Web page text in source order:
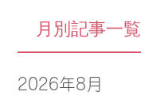
月別記事一覧
2026年8月